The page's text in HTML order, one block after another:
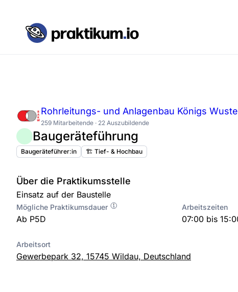
Rohrleitungs- und Anlagenbau Königs
259 Mitarbeitende · 22 Auszubildende
Baugeräteführung
Baugeräteführer:in 🏗️ Tief- & Hochbau
Über die Praktikumsstelle
Einsatz auf der Baustelle
Mögliche Praktikumsdauer
Ab P5D
Arbeitszeiten
07:00 bis
Arbeitsort
Gewerbepark 32, 15745 Wildau, Deutschland